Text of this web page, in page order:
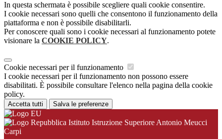
In questa schermata è possibile scegliere quali cookie consentire.
I cookie necessari sono quelli che consentono il funzionamento della
piattaforma e non è possibile disabilitarli.
Per conoscere quali sono i cookie necessari al funzionamento potete
visionare la COOKIE POLICY.
Cookie necessari per il funzionamento
I cookie necessari per il funzionamento non possono essere
disabilitati. È possibile consultare l'elenco nella pagina della cookie
policy.
Accetta tutti Salva le preferenze
Istituto Istruzione Superiore Antonio Meucci
Carpi